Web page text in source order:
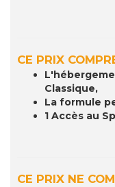
CE PRIX
Classique,
La formule
1 Accès au
CE PRIX NE